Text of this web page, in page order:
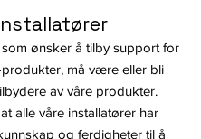
ønsker å tilby support for
må være eller bli
av våre produkter.
alle våre installatører har
og ferdigheter til å